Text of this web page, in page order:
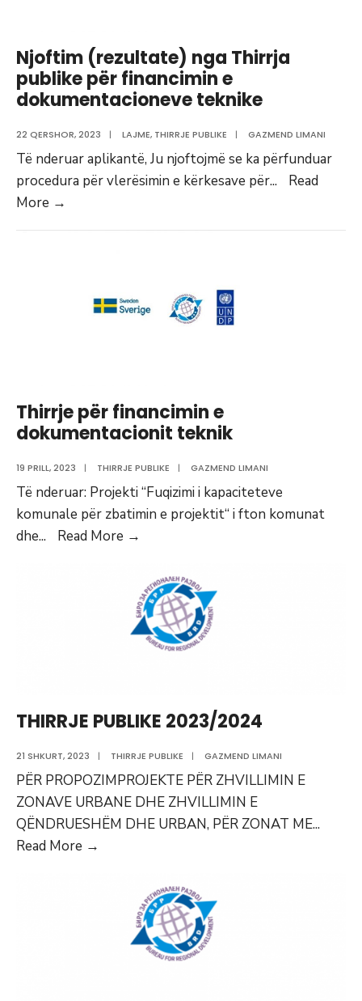
dokumentacion
teknik
Njoftim (rezultate) nga Thirrja
publike për financimin e
dokumentacioneve teknike
22 QERSHOR, 2023 | LAJME, THIRRJE PUBLIKE | GAZMEND LIMANI
Të nderuar aplikantë, Ju njoftojmë se ka përfunduar
procedura për vlerësimin e kërkesave për...
Read
More →
Thirrje për financimin e
dokumentacionit teknik
19 PRILL, 2023 | THIRRJE PUBLIKE | GAZMEND LIMANI
Të nderuar: Projekti “Fuqizimi i kapaciteteve
komunale për zbatimin e projektit“ i fton komunat
dhe... Read More →
financimin
e
dokumentacionit
teknik
THIRRJE PUBLIKE 2023/2024
21 SHKURT, 2023 | THIRRJE PUBLIKE | GAZMEND LIMANI
PËR PROPOZIMPROJEKTE PËR ZHVILLIMIN E
ZONAVE URBANE DHE ZHVILLIMIN E
QËNDRUESHËM DHE URBAN, PËR ZONAT ME...
Read More →
2023/2024